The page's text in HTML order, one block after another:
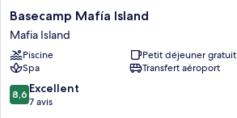
Basecamp
Mafía
Island
Mafia
Island
Basecamp Mafía Island
Mafia Island
Piscine
Petit déjeuner gratuit
Spa
Transfert aéroport
8.6
sur
8,6 Excellent
7 avis